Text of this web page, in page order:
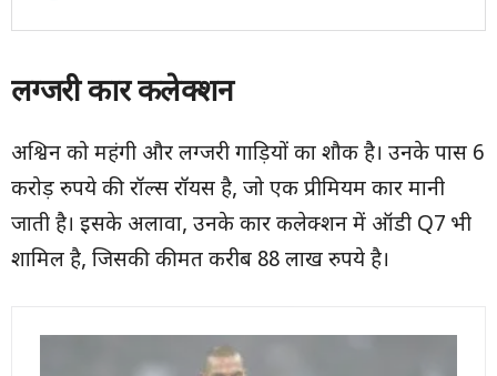
लग्जरी कार कलेक्शन
अश्विन को महंगी और लग्जरी गाड़ियों का शौक है। उनके पास 6
करोड़ रुपये की रॉल्स रॉयस है, जो एक प्रीमियम कार मानी
जाती है। इसके अलावा, उनके कार कलेक्शन में ऑडी Q7 भी
शामिल है, जिसकी कीमत करीब 88 लाख रुपये है।